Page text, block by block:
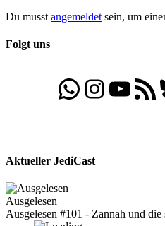
Du musst angemeldet sein, um
Folgt uns
WhatsApp
Folgt uns auf
Besucht unseren YouTube-
RSS-
Aktueller JediCast
Ausgelesen
Ausgelesen #101 - Zannah und die